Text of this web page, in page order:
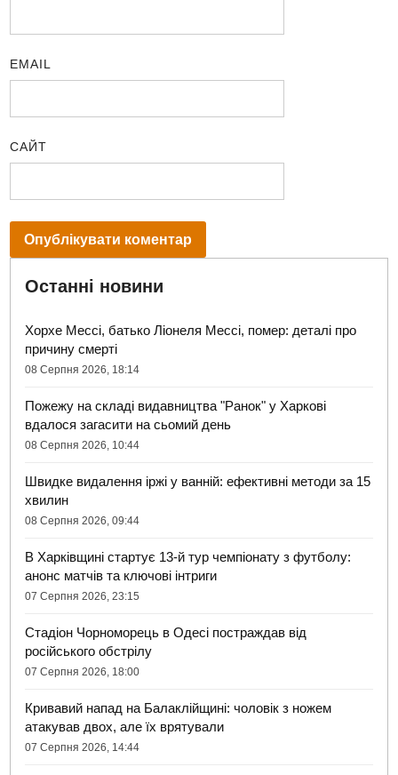
EMAIL
САЙТ
Останні новини
Хорхе Мессі, батько Ліонеля Мессі, помер: деталі про
причину смерті
08 Серпня 2026, 18:14
Пожежу на складі видавництва "Ранок" у Харкові
вдалося загасити на сьомий день
08 Серпня 2026, 10:44
Швидке видалення іржі у ванній: ефективні методи за 15
хвилин
08 Серпня 2026, 09:44
В Харківщині стартує 13-й тур чемпіонату з футболу:
анонс матчів та ключові інтриги
07 Серпня 2026, 23:15
Стадіон Чорноморець в Одесі постраждав від
російського обстрілу
07 Серпня 2026, 18:00
Кривавий напад на Балаклійщині: чоловік з ножем
атакував двох, але їх врятували
07 Серпня 2026, 14:44